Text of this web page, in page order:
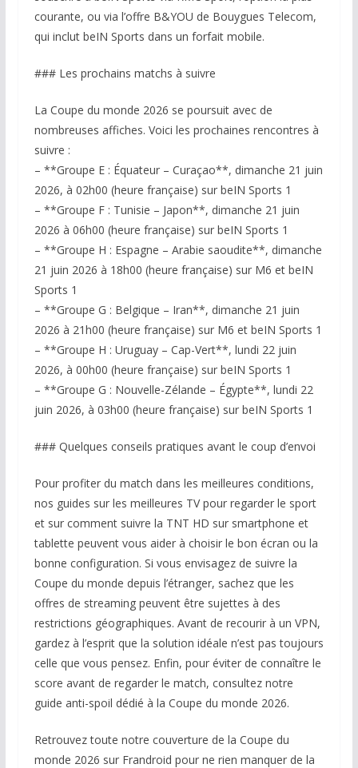
courante, ou via l’offre B&YOU de Bouygues Telecom,
qui inclut beIN Sports dans un forfait mobile.
### Les prochains matchs à suivre
La Coupe du monde 2026 se poursuit avec de
nombreuses affiches. Voici les prochaines rencontres à
suivre :
– **Groupe E : Équateur – Curaçao**, dimanche 21 juin
2026, à 02h00 (heure française) sur beIN Sports 1
– **Groupe F : Tunisie – Japon**, dimanche 21 juin
2026 à 06h00 (heure française) sur beIN Sports 1
– **Groupe H : Espagne – Arabie saoudite**, dimanche
21 juin 2026 à 18h00 (heure française) sur M6 et beIN
Sports 1
– **Groupe G : Belgique – Iran**, dimanche 21 juin
2026 à 21h00 (heure française) sur M6 et beIN Sports 1
– **Groupe H : Uruguay – Cap-Vert**, lundi 22 juin
2026, à 00h00 (heure française) sur beIN Sports 1
– **Groupe G : Nouvelle-Zélande – Égypte**, lundi 22
juin 2026, à 03h00 (heure française) sur beIN Sports 1
### Quelques conseils pratiques avant le coup d’envoi
Pour profiter du match dans les meilleures conditions,
nos guides sur les meilleures TV pour regarder le sport
et sur comment suivre la TNT HD sur smartphone et
tablette peuvent vous aider à choisir le bon écran ou la
bonne configuration. Si vous envisagez de suivre la
Coupe du monde depuis l’étranger, sachez que les
offres de streaming peuvent être sujettes à des
restrictions géographiques. Avant de recourir à un VPN,
gardez à l’esprit que la solution idéale n’est pas toujours
celle que vous pensez. Enfin, pour éviter de connaître le
score avant de regarder le match, consultez notre
guide anti-spoil dédié à la Coupe du monde 2026.
Retrouvez toute notre couverture de la Coupe du
monde 2026 sur Frandroid pour ne rien manquer de la